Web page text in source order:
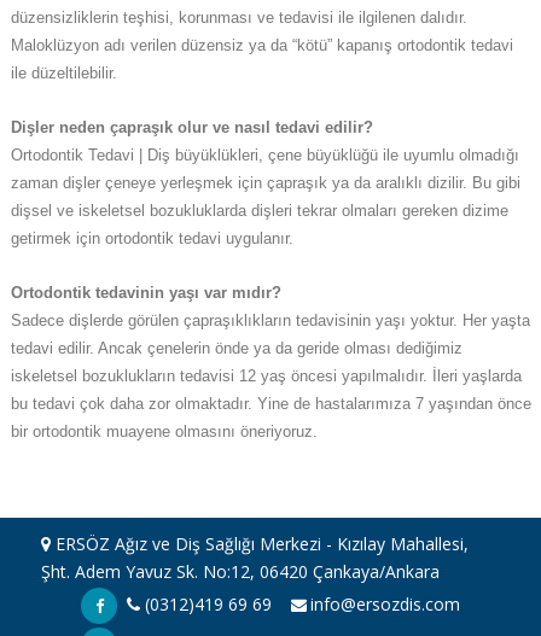
düzensizliklerin teşhisi, korunması ve tedavisi ile ilgilenen dalıdır.
Maloklüzyon adı verilen düzensiz ya da “kötü” kapanış ortodontik tedavi
ile düzeltilebilir.
Dişler neden çapraşık olur ve nasıl tedavi edilir?
Ortodontik Tedavi | Diş büyüklükleri, çene büyüklüğü ile uyumlu olmadığı
zaman dişler çeneye yerleşmek için çapraşık ya da aralıklı dizilir. Bu gibi
dişsel ve iskeletsel bozukluklarda dişleri tekrar olmaları gereken dizime
getirmek için ortodontik tedavi uygulanır.
Ortodontik tedavinin yaşı var mıdır?
Sadece dişlerde görülen çapraşıklıkların tedavisinin yaşı yoktur. Her yaşta
tedavi edilir. Ancak çenelerin önde ya da geride olması dediğimiz
iskeletsel bozuklukların tedavisi 12 yaş öncesi yapılmalıdır. İleri yaşlarda
bu tedavi çok daha zor olmaktadır. Yine de hastalarımıza 7 yaşından önce
bir ortodontik muayene olmasını öneriyoruz.
ERSÖZ Ağız ve Diş Sağlığı Merkezi - Kızılay Mahallesi,
Şht. Adem Yavuz Sk. No:12, 06420 Çankaya/Ankara
(0312)419 69 69
info@ersozdis.com